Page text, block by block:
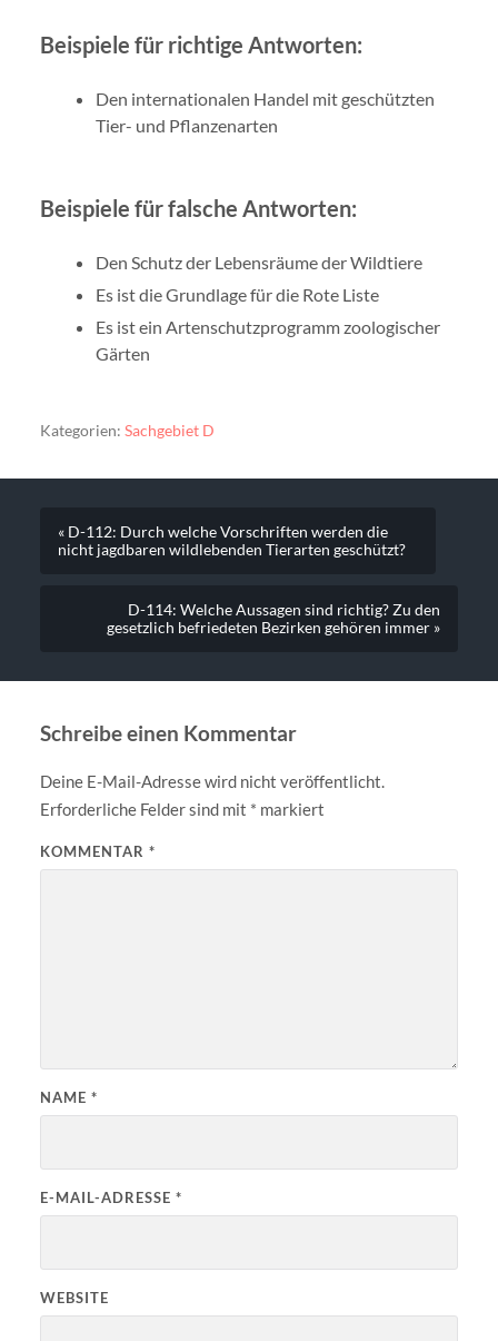
Beispiele für richtige Antworten:
Den internationalen Handel mit geschützten
Tier- und Pflanzenarten
Beispiele für falsche Antworten:
Den Schutz der Lebensräume der Wildtiere
Es ist die Grundlage für die Rote Liste
Es ist ein Artenschutzprogramm zoologischer
Gärten
Kategorien: Sachgebiet D
« D-112: Durch welche Vorschriften werden die
nicht jagdbaren wildlebenden Tierarten geschützt?
D-114: Welche Aussagen sind richtig? Zu den
gesetzlich befriedeten Bezirken gehören immer »
Schreibe einen Kommentar
Deine E-Mail-Adresse wird nicht veröffentlicht.
Erforderliche Felder sind mit * markiert
KOMMENTAR *
NAME *
E-MAIL-ADRESSE *
WEBSITE